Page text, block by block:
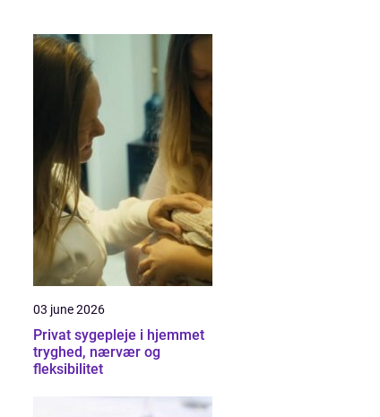
03 june 2026
Privat sygepleje i hjemmet
tryghed, nærvær og
fleksibilitet